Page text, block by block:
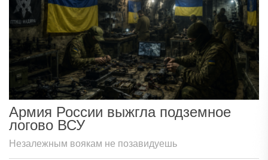
Армия России выжгла подземное
логово ВСУ
Незалежным воякам не позавидуешь